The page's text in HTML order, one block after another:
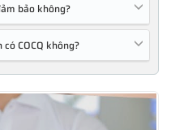
cơ bản trước khi mua hàng
bằng mắt thường
vòng bi SKF giả
bảo không?
COCQ không?